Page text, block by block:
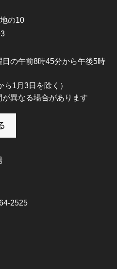
の10
の午前8時45分から午後5時
ら1月3日を除く）
異なる場合があります
2525